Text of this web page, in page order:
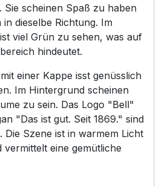
Sie scheinen Spaß zu haben
dieselbe Richtung. Im
viel Grün zu sehen, was auf
hindeutet.
einer Kappe isst genüsslich
Im Hintergrund scheinen
zu sein. Das Logo "Bell"
"Das ist gut. Seit 1869." sind
Die Szene ist in warmem Licht
vermittelt eine gemütliche